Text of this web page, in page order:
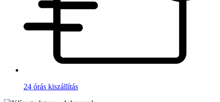
24 órás kiszállítás